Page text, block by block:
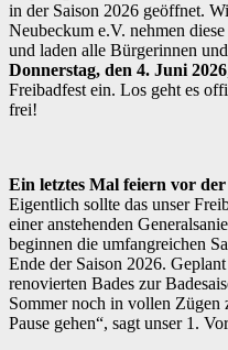
in der Saison 2026 geöffnet.
Neubeckum e.V. nehmen
und laden alle Bürgerinnen
Donnerstag, den 4. Juni 2026
Freibadfest ein. Los geht es
frei!
Ein letztes Mal feiern vor
Eigentlich sollte das unser
einer anstehenden
beginnen die umfangreichen
Ende der Saison 2026.
renovierten Bades zur
Sommer noch in vollen
Pause gehen“, sagt unser 1.